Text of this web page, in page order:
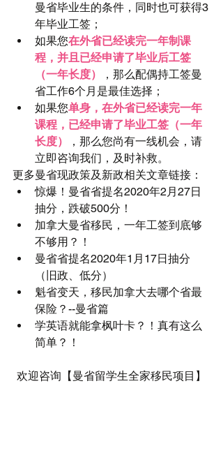
曼省毕业生的条件，同时也可获得3
年毕业工签；
如果您在外省已经读完一年制课
程，并且已经申请了毕业后工签
（一年长度）
，那么配偶持工签曼
省工作6个月是最佳选择；
如果您单身，在外省已经读完一年
课程，已经申请了毕业工签（一年
长度）
，那么您尚有一线机会，请
立即咨询我们，及时补救。
更多曼省现政策及新政相关文章链接：
惊爆！曼省省提名2020年2月27日
抽分，跌破500分！
加拿大曼省移民，一年工签到底够
不够用？！
曼省省提名2020年1月17日抽分
（旧政、低分）
魁省变天，移民加拿大去哪个省最
保险？--曼省篇
学英语就能拿枫叶卡？！真有这么
简单？！
欢迎咨询【曼省留学生全家移民项目】